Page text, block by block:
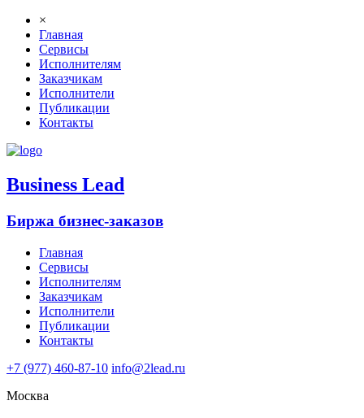
×
Главная
Сервисы
Исполнителям
Заказчикам
Исполнители
Публикации
Контакты
Business Lead
Биржа бизнес-заказов
Главная
Сервисы
Исполнителям
Заказчикам
Исполнители
Публикации
Контакты
+7 (977) 460-87-10 info@2lead.ru
Москва